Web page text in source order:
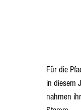
Für die
in diesem
nahmen